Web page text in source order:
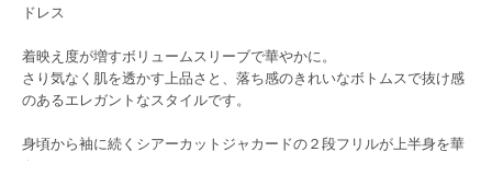
ドレス
着映え度が増すボリュームスリーブで華やかに。
さり気なく肌を透かす上品さと、落ち感のきれいなボトムスで抜け感
のあるエレガントなスタイルです。
身頃から袖に続くシアーカットジャカードの２段フリルが上半身を華
やかに。